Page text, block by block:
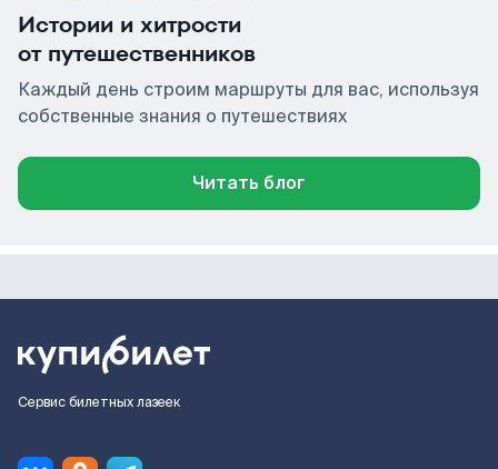
Истории и хитрости
от путешественников
Каждый день строим маршруты для вас, используя
собственные знания о путешествиях
Читать блог
Сервис билетных лазеек